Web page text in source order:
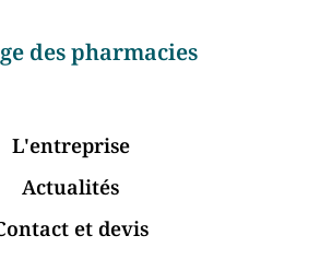
des pharmacies
L'entreprise
Actualités
et devis